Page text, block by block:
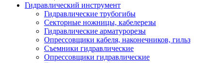
Гидравлический инструмент
Гидравлические трубогибы
Секторные ножницы, кабелерезы
Гидравлические арматурорезы
Опрессовщики кабеля, наконечников, гильз
Съемники гидравлические
Опрессовщики гидравлические